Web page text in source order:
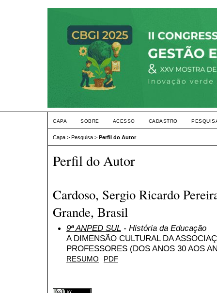
CAPA SOBRE ACESSO CADASTRO
Capa > Pesquisa > Perfil do Autor
Perfil do Autor
Cardoso, Sergio Ricardo
Grande, Brasil
9ª ANPED SUL - História da Educação
A DIMENSÃO CULTURAL DA
PROFESSORES (DOS ANOS 30 AOS
RESUMO PDF